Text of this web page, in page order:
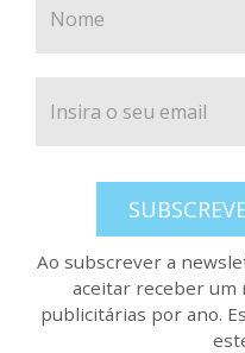
Ao subscrever a
aceitar receber um
publicitárias por ano.